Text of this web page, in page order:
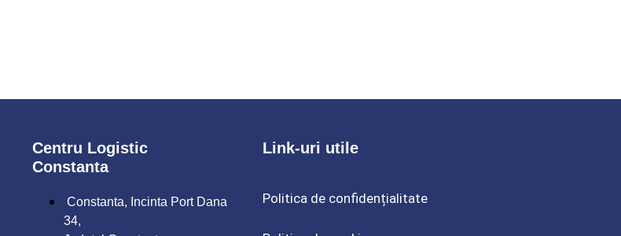
Centru Logistic
Constanta
Constanta, Incinta Port Dana
34,
Link-uri utile
Politica de confidențialitate